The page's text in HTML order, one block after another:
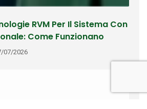
RVM Per Il Sistema Con
Come Funzionano
Rimborso E Tracciabilità
07/2026